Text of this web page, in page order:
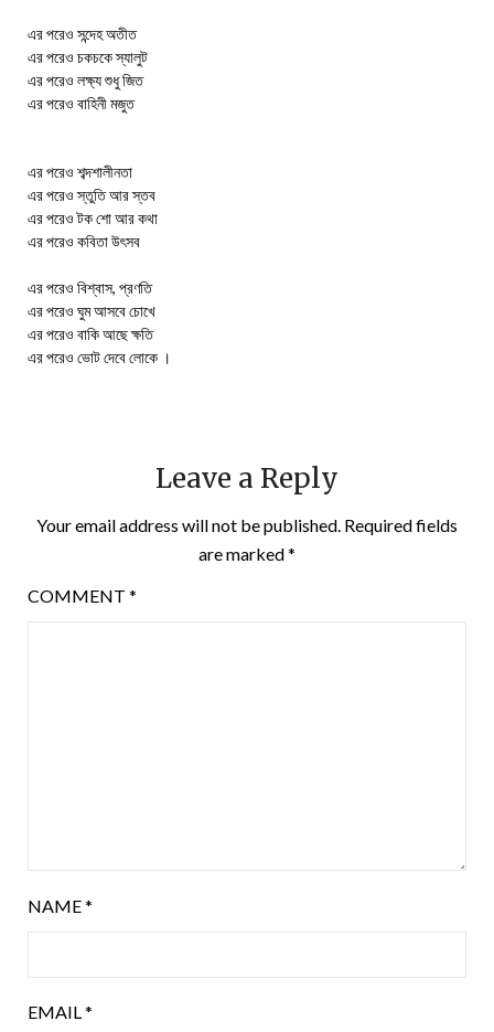
এর পরেও সন্দেহ অতীত
এর পরেও চকচকে স্যালুট
এর পরেও লক্ষ্য শুধু জিত
এর পরেও বাহিনী মজুত
এর পরেও শব্দশালীনতা
এর পরেও স্তুতি আর স্তব
এর পরেও টক শো আর কথা
এর পরেও কবিতা উৎসব
এর পরেও বিশ্বাস, প্রণতি
এর পরেও ঘুম আসবে চোখে
এর পরেও বাকি আছে ক্ষতি
এর পরেও ভোট দেবে লোকে ।
Leave a Reply
Your email address will not be published. Required fields
are marked*
COMMENT *
NAME*
EMAIL*